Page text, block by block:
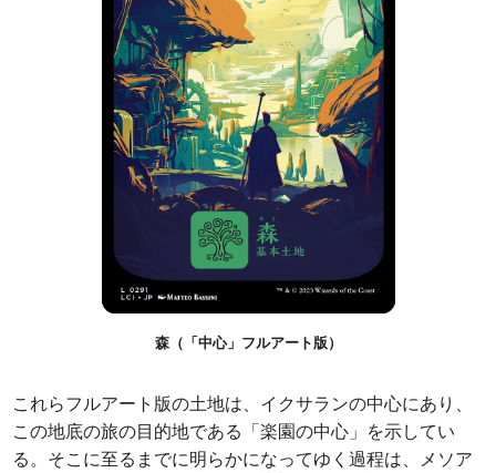
森（「中心」フルアート版）
これらフルアート版の土地は、イクサランの中心にあり、
この地底の旅の目的地である「楽園の中心」を示してい
る。そこに至るまでに明らかになってゆく過程は、メソア